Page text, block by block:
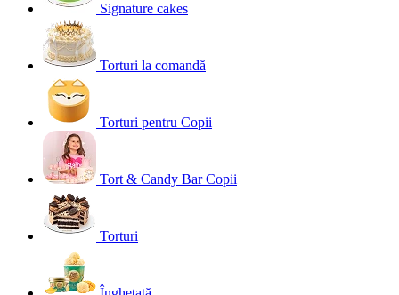
Signature cakes
Torturi la comandă
Torturi pentru Copii
Tort & Candy Bar Copii
Torturi